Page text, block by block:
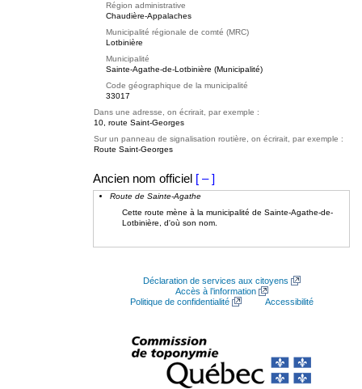
Région administrative
Chaudière-Appalaches
Municipalité régionale de comté (MRC)
Lotbinière
Municipalité
Sainte-Agathe-de-Lotbinière (Municipalité)
Code géographique de la municipalité
33017
Dans une adresse, on écrirait, par exemple :
10, route Saint-Georges
Sur un panneau de signalisation routière, on écrirait, par exemple :
Route Saint-Georges
Ancien nom officiel [ – ]
Route de Sainte-Agathe
Cette route mène à la municipalité de Sainte-Agathe-de-
Lotbinière, d'où son nom.
Déclaration de services aux citoyens
Accès à l’information
Politique de confidentialité
Accessibilité